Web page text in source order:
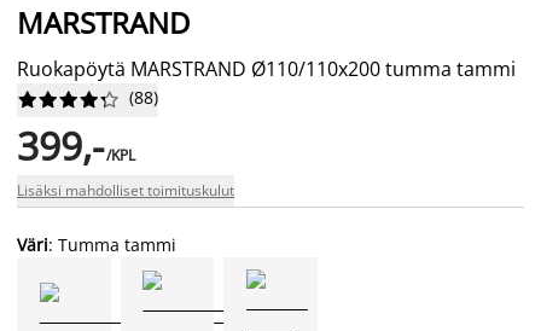
MARSTRAND
Ruokapöytä MARSTRAND Ø110/110x200 tumma tammi





 (88)
399,-/KPL
Lisäksi mahdolliset toimituskulut
Väri: Tumma tammi